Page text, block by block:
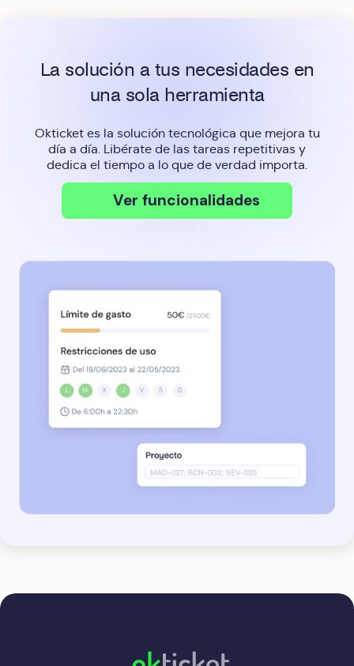
La solución a tus necesidades en
una sola herramienta
Okticket es la solución tecnológica que mejora tu
día a día. Libérate de las tareas repetitivas y
dedica el tiempo a lo que de verdad importa.
Ver funcionalidades
okticket